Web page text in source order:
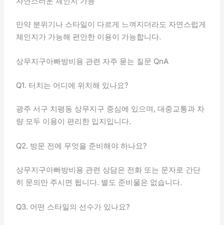
만약 분위기나 스타일이 다르게 느껴지더라도 자연스럽게
체인지가 가능해 편안한 이용이 가능합니다.
상무지구아빠방비용 관련 자주 묻는 질문 QnA
Q1. 터치는 어디에 위치해 있나요?
광주 서구 치평동 상무지구 중심에 있으며, 대중교통과 차
량 모두 이용이 편리한 입지입니다.
Q2. 방문 전에 무엇을 준비해야 하나요?
상무지구아빠방비용 관련 상담은 전화 또는 문자로 간단
히 문의만 주시면 됩니다. 별도 준비물은 없습니다.
Q3. 어떤 스타일의 선수가 있나요?